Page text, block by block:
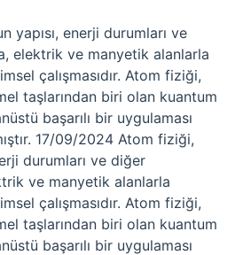
yapısı, enerji durumları ve
elektrik ve manyetik alanlarla
çalışmasıdır. Atom fiziği,
taşlarından biri olan kuantum
başarılı bir uygulaması
17/09/2024 Atom fiziği,
durumları ve diğer
ve manyetik alanlarla
çalışmasıdır. Atom fiziği,
taşlarından biri olan kuantum
başarılı bir uygulaması